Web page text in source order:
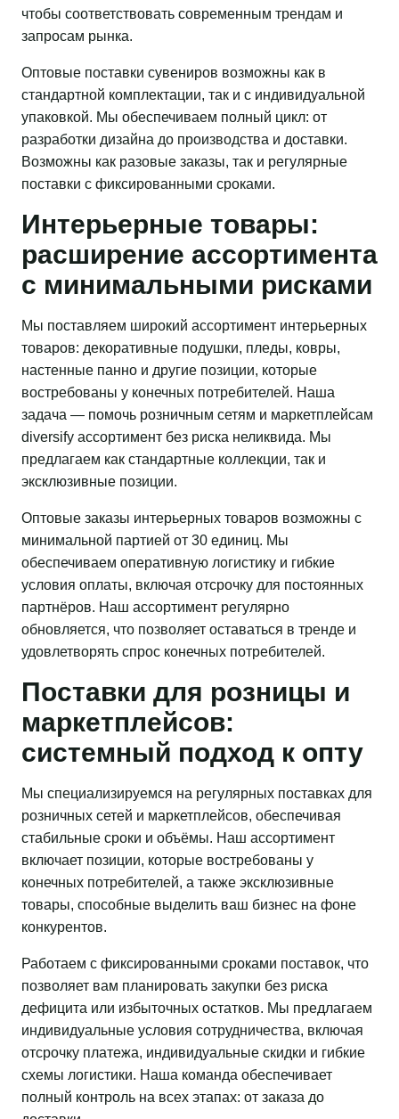
чтобы соответствовать современным трендам и
запросам рынка.
Оптовые поставки сувениров возможны как в
стандартной комплектации, так и с индивидуальной
упаковкой. Мы обеспечиваем полный цикл: от
разработки дизайна до производства и доставки.
Возможны как разовые заказы, так и регулярные
поставки с фиксированными сроками.
Интерьерные товары:
расширение ассортимента
с минимальными рисками
Мы поставляем широкий ассортимент интерьерных
товаров: декоративные подушки, пледы, ковры,
настенные панно и другие позиции, которые
востребованы у конечных потребителей. Наша
задача — помочь розничным сетям и маркетплейсам
diversify ассортимент без риска неликвида. Мы
предлагаем как стандартные коллекции, так и
эксклюзивные позиции.
Оптовые заказы интерьерных товаров возможны с
минимальной партией от 30 единиц. Мы
обеспечиваем оперативную логистику и гибкие
условия оплаты, включая отсрочку для постоянных
партнёров. Наш ассортимент регулярно
обновляется, что позволяет оставаться в тренде и
удовлетворять спрос конечных потребителей.
Поставки для розницы и
маркетплейсов:
системный подход к опту
Мы специализируемся на регулярных поставках для
розничных сетей и маркетплейсов, обеспечивая
стабильные сроки и объёмы. Наш ассортимент
включает позиции, которые востребованы у
конечных потребителей, а также эксклюзивные
товары, способные выделить ваш бизнес на фоне
конкурентов.
Работаем с фиксированными сроками поставок, что
позволяет вам планировать закупки без риска
дефицита или избыточных остатков. Мы предлагаем
индивидуальные условия сотрудничества, включая
отсрочку платежа, индивидуальные скидки и гибкие
схемы логистики. Наша команда обеспечивает
полный контроль на всех этапах: от заказа до